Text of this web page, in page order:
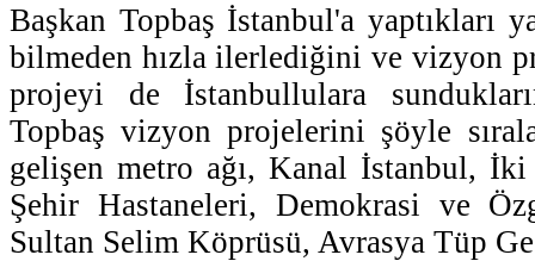
Başkan Topbaş İstanbul'a yaptıkları
bilmeden hızla ilerlediğini ve vizyon
projeyi de İstanbullulara
Topbaş vizyon projelerini şöyle
gelişen metro ağı, Kanal İstanbul, İki
Şehir Hastaneleri, Demokrasi ve
Sultan Selim Köprüsü, Avrasya Tüp